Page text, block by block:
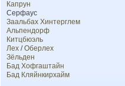
Капрун
Серфаус
Заальбах Хинтерглем
Альпендорф
Китцбюэль
Лех /Оберлех
Зёльден
Бад Хофгаштайн
Бад Кляйнкирхайм